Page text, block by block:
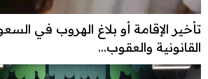
تأخير الإقامة أو بلاغ الهروب في
القانونية والعقوب...